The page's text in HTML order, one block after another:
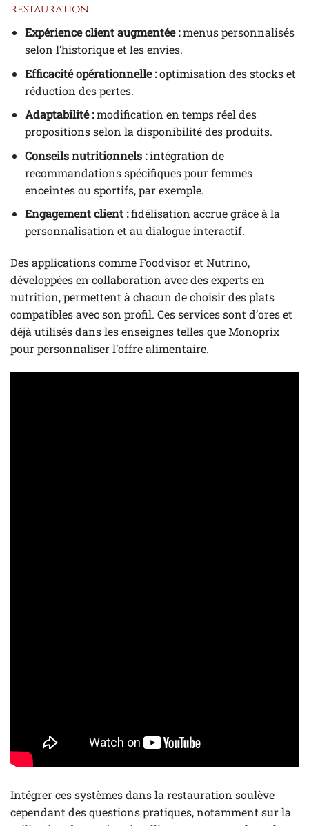
restauration
Expérience client augmentée :menus personnalisés
selon l’historique et les envies.
Efficacité opérationnelle :optimisation des stocks et
réduction des pertes.
Adaptabilité :modification en temps réel des
propositions selon la disponibilité des produits.
Conseils nutritionnels :intégration de
recommandations spécifiques pour femmes
enceintes ou sportifs, par exemple.
Engagement client :fidélisation accrue grâce à la
personnalisation et au dialogue interactif.
Des applications comme Foodvisor et Nutrino,
développées en collaboration avec des experts en
nutrition, permettent à chacun de choisir des plats
compatibles avec son profil. Ces services sont d’ores et
déjà utilisés dans les enseignes telles que Monoprix
pour personnaliser l’offre alimentaire.
Intégrer ces systèmes dans la restauration soulève
cependant des questions pratiques, notamment sur la